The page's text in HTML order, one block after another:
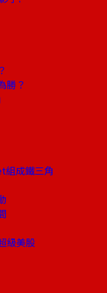
勝？
組成鐵三角
級美股